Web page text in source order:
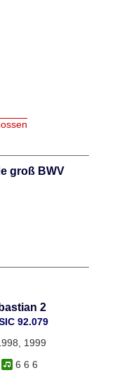
groß BWV
2
92.079
1999
6 6 6